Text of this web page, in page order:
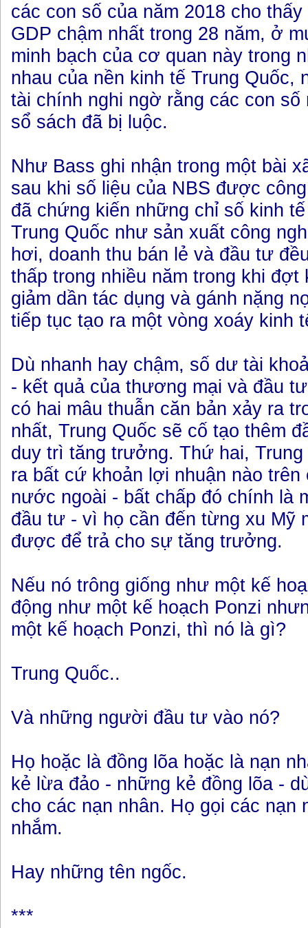
các con số của năm 2018 cho
GDP chậm nhất trong 28 năm, ở
minh bạch của cơ quan này trong
nhau của nền kinh tế Trung Quốc,
tài chính nghi ngờ rằng các con
sổ sách đã bị luộc.
Như Bass ghi nhận trong một bài
sau khi số liệu của NBS được
đã chứng kiến những chỉ số kinh
Trung Quốc như sản xuất công
hơi, doanh thu bán lẻ và đầu tư
thấp trong nhiều năm trong khi
giảm dần tác dụng và gánh nặng
tiếp tục tạo ra một vòng xoáy kinh
Dù nhanh hay chậm, số dư tài
- kết quả của thương mại và đầu
có hai mâu thuẫn căn bản xảy ra
nhất, Trung Quốc sẽ cố tạo thêm
duy trì tăng trưởng. Thứ hai,
ra bất cứ khoản lợi nhuận nào
nước ngoài - bất chấp đó chính là
đầu tư - vì họ cần đến từng xu Mỹ
được để trả cho sự tăng trưởng.
Nếu nó trông giống như một kế
động như một kế hoạch Ponzi
một kế hoạch Ponzi, thì nó là gì?
Trung Quốc..
Và những người đầu tư vào nó?
Họ hoặc là đồng lõa hoặc là nạn
kẻ lừa đảo - những kẻ đồng lõa -
cho các nạn nhân. Họ gọi các nạn
nhắm.
Hay những tên ngốc.
***